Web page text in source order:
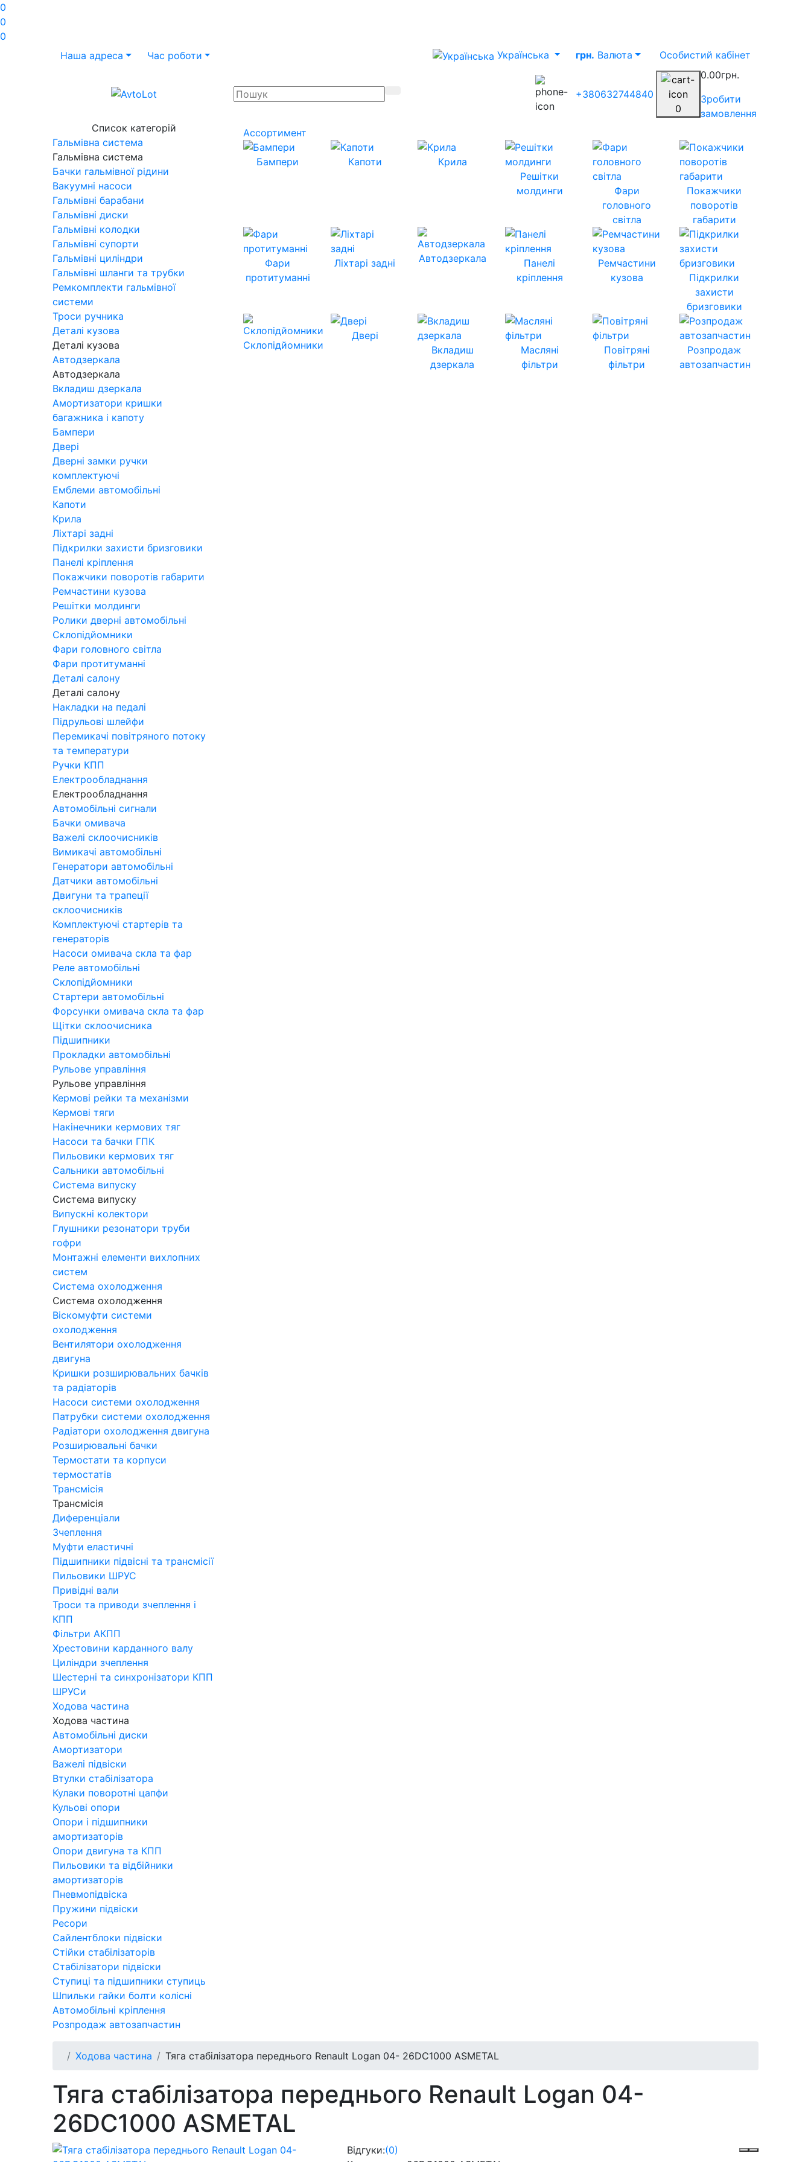
0
0
0
Наша адреса
Час роботи Українська грн. Валюта Особистий кабінет
+380632744840
0
0.00грн.
Зробити
замовлення
Список категорій
Гальмівна система
Гальмівна система
Бачки гальмівної рідини
Вакуумні насоси
Гальмівні барабани
Гальмівні диски
Гальмівні колодки
Гальмівні супорти
Гальмівні циліндри
Гальмівні шланги та трубки
Ремкомплекти гальмівної
системи
Троси ручника
Деталі кузова
Деталі кузова
Автодзеркала
Автодзеркала
Вкладиш дзеркала
Амортизатори кришки
багажника і капоту
Бампери
Двері
Дверні замки ручки
комплектуючі
Емблеми автомобільні
Капоти
Крила
Ліхтарі задні
Підкрилки захисти бризговики
Панелі кріплення
Покажчики поворотів габарити
Ремчастини кузова
Решітки молдинги
Ролики дверні автомобільні
Склопідйомники
Фари головного світла
Фари протитуманні
Деталі салону
Деталі салону
Накладки на педалі
Підрульові шлейфи
Перемикачі повітряного потоку
та температури
Ручки КПП
Електрообладнання
Електрообладнання
Автомобільні сигнали
Бачки омивача
Важелі склоочисників
Вимикачі автомобільні
Генератори автомобільні
Датчики автомобільні
Двигуни та трапеції
склоочисників
Комплектуючі стартерів та
генераторів
Насоси омивача скла та фар
Реле автомобільні
Склопідйомники
Стартери автомобільні
Форсунки омивача скла та фар
Щітки склоочисника
Підшипники
Прокладки автомобільні
Рульове управління
Рульове управління
Кермові рейки та механізми
Кермові тяги
Накінечники кермових тяг
Насоси та бачки ГПК
Пильовики кермових тяг
Сальники автомобільні
Система випуску
Система випуску
Випускні колектори
Глушники резонатори труби
гофри
Монтажні елементи вихлопних
систем
Система охолодження
Система охолодження
Віскомуфти системи
охолодження
Вентилятори охолодження
двигуна
Кришки розширювальних бачків
та радіаторів
Насоси системи охолодження
Патрубки системи охолодження
Радіатори охолодження двигуна
Розширювальні бачки
Термостати та корпуси
термостатів
Трансмісія
Трансмісія
Диференціали
Зчеплення
Муфти еластичні
Підшипники підвісні та трансмісії
Пильовики ШРУС
Привідні вали
Троси та приводи зчеплення і
КПП
Фільтри АКПП
Хрестовини карданного валу
Циліндри зчеплення
Шестерні та синхронізатори КПП
ШРУСи
Ходова частина
Ходова частина
Автомобільні диски
Амортизатори
Важелі підвіски
Втулки стабілізатора
Кулаки поворотні цапфи
Кульові опори
Опори і підшипники
амортизаторів
Опори двигуна та КПП
Пильовики та відбійники
амортизаторів
Пневмопідвіска
Пружини підвіски
Ресори
Сайлентблоки підвіски
Стійки стабілізаторів
Стабілізатори підвіски
Ступиці та підшипники ступиць
Шпильки гайки болти колісні
Автомобільні кріплення
Розпродаж автозапчастин
Ассортимент
Бампери Капоти
Крила
Решітки
молдинги
Фари
головного
світла
Покажчики
поворотів
габарити
Фари
протитуманні
Ліхтарі задні Автодзеркала
Панелі
кріплення
Ремчастини
кузова
Підкрилки
захисти
бризговики
Склопідйомники
Двері
Вкладиш
дзеркала
Масляні
фільтри
Повітряні
фільтри
Розпродаж
автозапчастин
Ходова частина Тяга стабілізатора переднього Renault Logan 04- 26DC1000 ASMETAL
Тяга стабілізатора переднього Renault Logan 04-
26DC1000 ASMETAL
Відгуки:(0)